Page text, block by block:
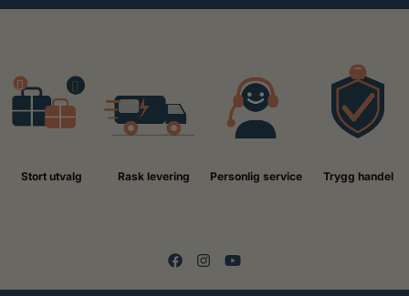
Stort utvalg Rask levering Personlig service Trygg handel